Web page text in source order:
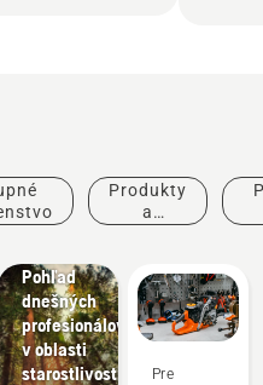
Produkty
a
inšpirácie
Husqvarna
Tree
Pohľad
dnešných
profesionálov
v oblasti
starostlivosti
Pre